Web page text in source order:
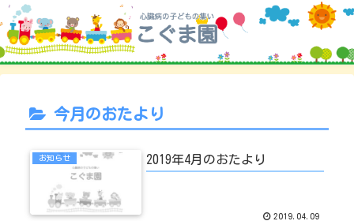
今月のおたより
お知らせ 2019年4月のおたより
2019.04.09